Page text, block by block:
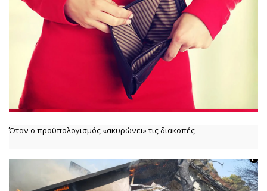
Όταν ο προϋπολογισμός «ακυρώνει» τις διακοπές